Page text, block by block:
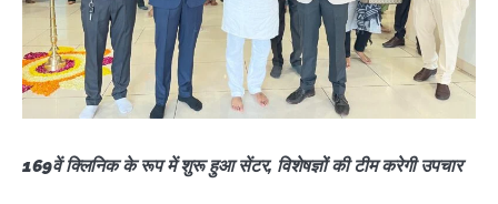
169वें क्लिनिक के रूप में शुरू हुआ सेंटर, विशेषज्ञों की टीम करेगी उपचार